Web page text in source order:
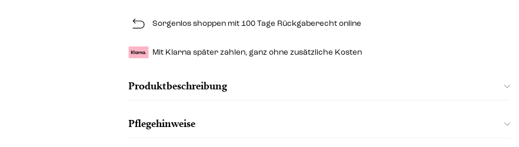
Sorgenlos shoppen mit 100 Tage Rückgaberecht online
Mit Klarna später zahlen, ganz ohne zusätzliche Kosten
Produktbeschreibung
Pflegehinweise